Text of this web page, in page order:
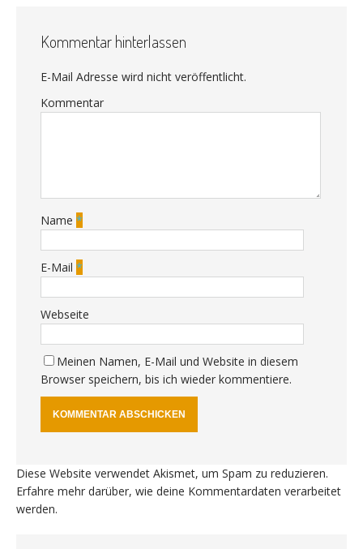
Kommentar hinterlassen
E-Mail Adresse wird nicht veröffentlicht.
Kommentar
Name *
E-Mail *
Webseite
Meinen Namen, E-Mail und Website in diesem
Browser speichern, bis ich wieder kommentiere.
Diese Website verwendet Akismet, um Spam zu reduzieren.
Erfahre mehr darüber, wie deine Kommentardaten verarbeitet
werden.